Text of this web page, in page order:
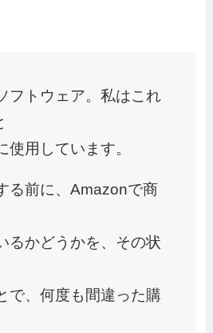
フトウェア。私はこれ
使用しています。
る前に、Amazonで商
るかどうかを、その状
で、何度も間違った購